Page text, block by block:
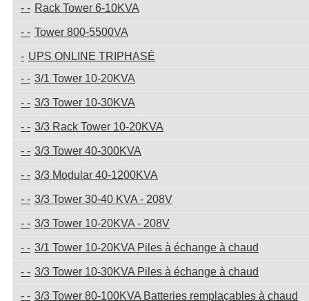
Rack Tower 6-10KVA
Tower 800-5500VA
UPS ONLINE TRIPHASÉ
3/1 Tower 10-20KVA
3/3 Tower 10-30KVA
3/3 Rack Tower 10-20KVA
3/3 Tower 40-300KVA
3/3 Modular 40-1200KVA
3/3 Tower 30-40 KVA - 208V
3/3 Tower 10-20KVA - 208V
3/1 Tower 10-20KVA Piles à échange à chaud
3/3 Tower 10-30KVA Piles à échange à chaud
3/3 Tower 80-100KVA Batteries remplaçables à chaud